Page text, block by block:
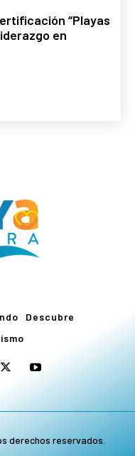
“Playas
en
Descubre
derechos reservados.